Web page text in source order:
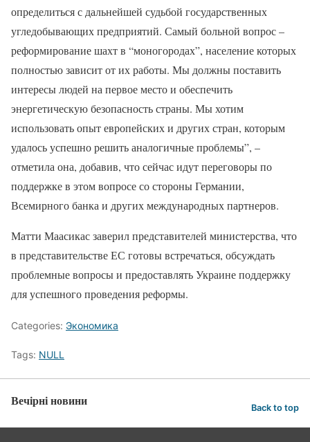
определиться с дальнейшей судьбой государственных
угледобывающих предприятий. Самый больной вопрос –
реформирование шахт в “моногородах”, население которых
полностью зависит от их работы. Мы должны поставить
интересы людей на первое место и обеспечить
энергетическую безопасность страны. Мы хотим
использовать опыт европейских и других стран, которым
удалось успешно решить аналогичные проблемы”, –
отметила она, добавив, что сейчас идут переговоры по
поддержке в этом вопросе со стороны Германии,
Всемирного банка и других международных партнеров.
Матти Маасикас заверил представителей министерства, что
в представительстве ЕС готовы встречаться, обсуждать
проблемные вопросы и предоставлять Украине поддержку
для успешного проведения реформы.
Categories: Экономика
Tags: NULL
Вечірні новини Back to top